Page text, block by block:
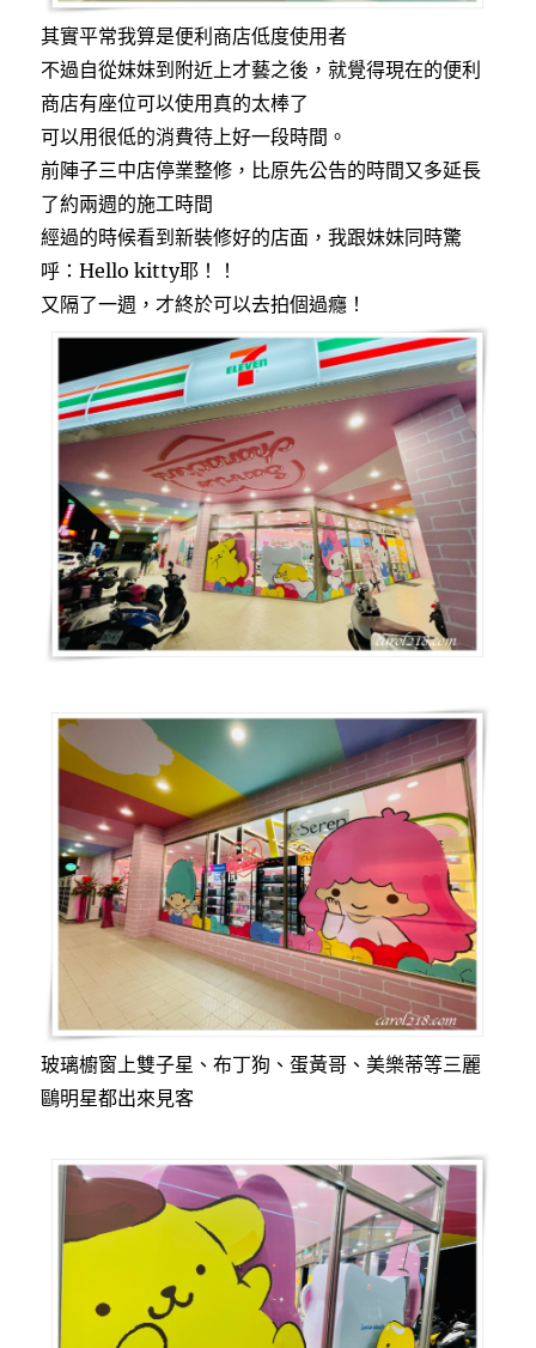
其實平常我算是便利商店低度使用者
不過自從妹妹到附近上才藝之後，就覺得現在的便利
商店有座位可以使用真的太棒了
可以用很低的消費待上好一段時間。
前陣子三中店停業整修，比原先公告的時間又多延長
了約兩週的施工時間
經過的時候看到新裝修好的店面，我跟妹妹同時驚
呼：Hello kitty耶！！
又隔了一週，才終於可以去拍個過癮！
玻璃櫥窗上雙子星、布丁狗、蛋黃哥、美樂蒂等三麗
鷗明星都出來見客